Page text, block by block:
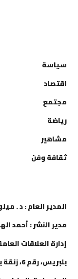
سياسة
اقتصاد
مجتمع
رياضة
مشاهير
ثقافة وفن
المدير العام : د . ميلود
مدير النشر : أحمد الهيبة
إدارة العلاقات العامة :